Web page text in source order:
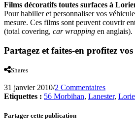
Films décoratifs toutes surfaces à
Pour habiller et personnaliser vos
mesure. Ces films sont peuvent couvrir
(total covering, car wrapping en anglais).
Partagez et faites-en profitez
Shares
31 janvier 2010/2 Commentaires
Etiquettes : 56 Morbihan, Lanester,
Partager cette publication